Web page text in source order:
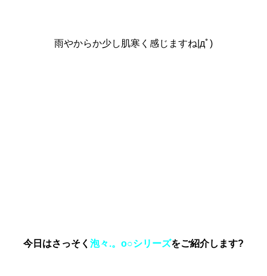
雨やからか少し肌寒く感じますね|дﾟ)
今日はさっそく 泡々.。o○シリーズをご紹介します?